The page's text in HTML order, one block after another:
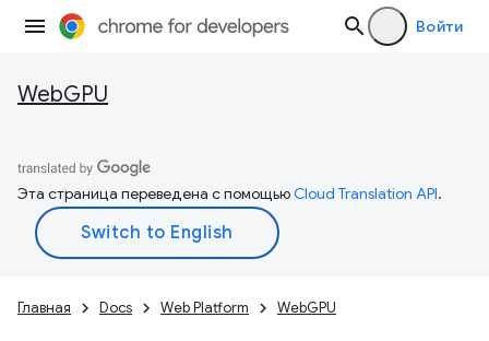
Войти
WebGPU
Эта страница переведена с помощьюCloud Translation API.
Главная Docs Web Platform WebGPU